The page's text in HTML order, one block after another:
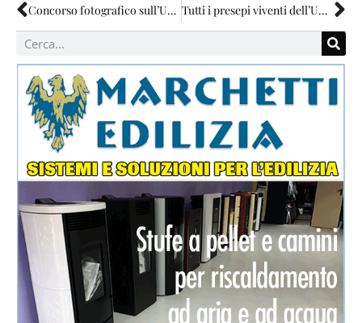
Concorso fotografico sull’Umbria “istabile” Tutti i presepi viventi dell’Umbria